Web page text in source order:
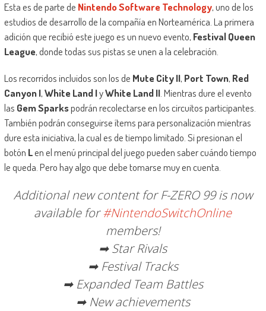
Esta es de parte de Nintendo Software Technology, uno de los
estudios de desarrollo de la compañía en Norteamérica. La primera
adición que recibió este juego es un nuevo evento, Festival Queen
League, donde todas sus pistas se unen a la celebración.
Los recorridos incluidos son los de Mute City II, Port Town, Red
Canyon I,White Land IyWhite Land II. Mientras dure el evento
las Gem Sparkspodrán recolectarse en los circuitos participantes.
También podrán conseguirse ítems para personalización mientras
dure esta iniciativa, la cual es de tiempo limitado. Si presionan el
botón Len el menú principal del juego pueden saber cuándo tiempo
le queda. Pero hay algo que debe tomarse muy en cuenta.
Additional new content for F-ZERO 99 is now
available for#NintendoSwitchOnline
members!
➡ Star Rivals
➡ Festival Tracks
➡ Expanded Team Battles
➡ New achievements